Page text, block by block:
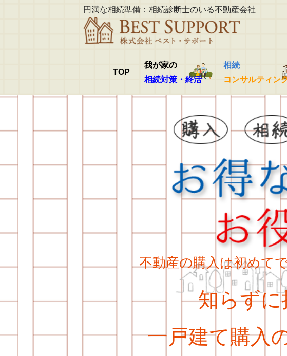
円満な相続準備：相続診断士のいる不動産会社
TOP
我が家の
相続対策・終活
相続
コンサルティン
不動産の購入は初めて
知らずに
一戸建て購入